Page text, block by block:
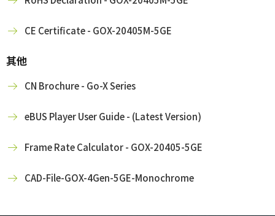
CE Certificate - GOX-20405M-5GE
其他
CN Brochure - Go-X Series
eBUS Player User Guide - (Latest Version)
Frame Rate Calculator - GOX-20405-5GE
CAD-File-GOX-4Gen-5GE-Monochrome